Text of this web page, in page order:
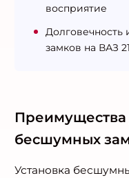
Преимущества
бесшумных
Установка
восприятие
замков на ВАЗ